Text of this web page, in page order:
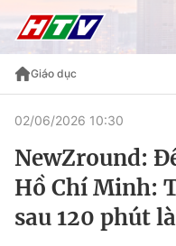
Giáo dục
02/06/2026 10:30
NewZround:
Hồ Chí Minh:
sau 120 phút